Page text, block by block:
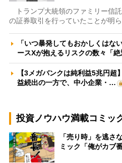
トランプ大統領のファミリー信
の証券取引を行っていたことが明
「いつ暴発してもおかしくはな
ースXが抱えるリスクの数々「
【3メガバンクは純利益5兆円
益続出の一方で、中小企業・…
投資ノウハウ満載コミッ
「売り時」を逃
ミック「俺がカブ